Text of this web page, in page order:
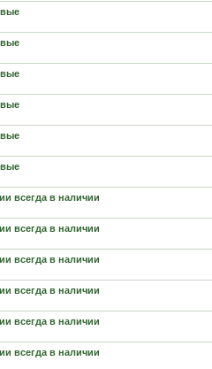
всегда в наличии
всегда в наличии
всегда в наличии
всегда в наличии
всегда в наличии
всегда в наличии